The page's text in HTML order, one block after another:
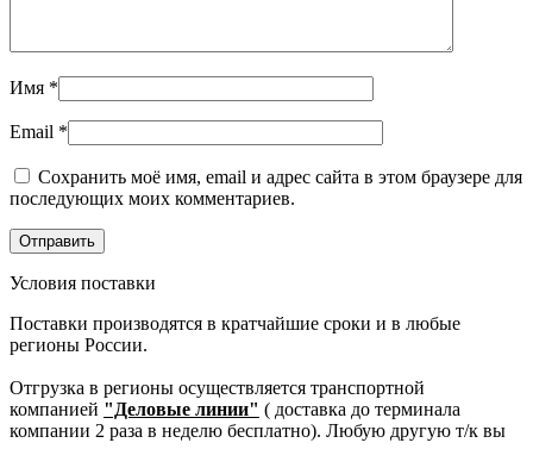
Имя *
Email *
Сохранить моё имя, email и адрес сайта в этом браузере для
последующих моих комментариев.
Условия поставки
Поставки производятся в кратчайшие сроки и в любые
регионы России.
Отгрузка в регионы осуществляется транспортной
компанией "Деловые линии" ( доставка до терминала
компании 2 раза в неделю бесплатно). Любую другую т/к вы